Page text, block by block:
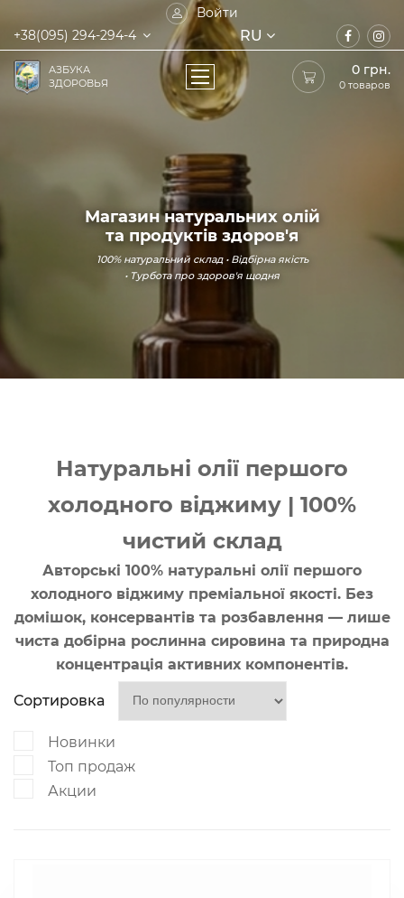
Войти
+38(095) 294-294-4
RU
АЗБУКА
ЗДОРОВЬЯ
0 грн.
0 товаров
Магазин натуральних олій
та продуктів здоров'я
100% натуральний склад • Відбірна якість
• Турбота про здоров'я щодня
Натуральні олії першого
холодного віджиму | 100%
чистий склад
Авторські 100% натуральні олії першого
холодного віджиму преміальної якості. Без
домішок, консервантів та розбавлення — лише
чиста добірна рослинна сировина та природна
концентрація активних компонентів.
Новинки
Топ продаж
Акции
Сортировка